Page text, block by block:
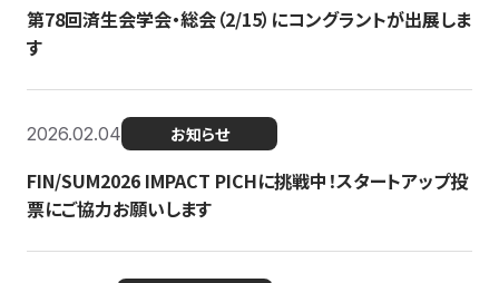
第78回済生会学会・総会（2/15）にコングラントが出展しま
す
2026.02.04 お知らせ
FIN/SUM2026 IMPACT PICHに挑戦中！スタートアップ投
票にご協力お願いします